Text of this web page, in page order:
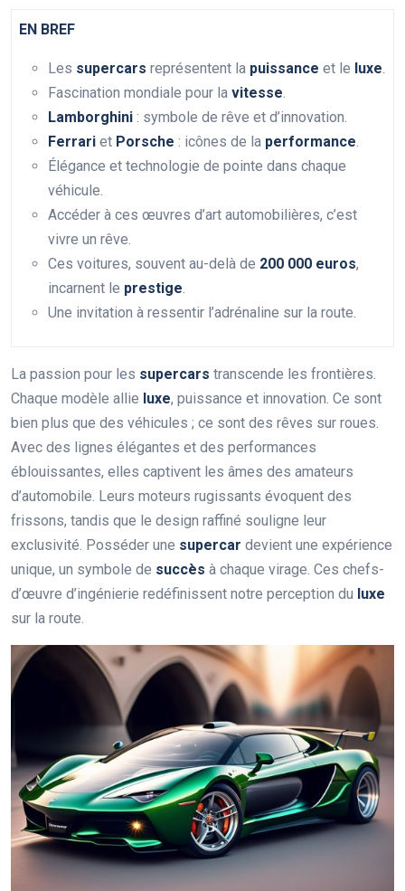
EN BREF
Les supercars représentent la puissance et le luxe.
Fascination mondiale pour la vitesse.
Lamborghini : symbole de rêve et d’innovation.
Ferrari et Porsche : icônes de la performance.
Élégance et technologie de pointe dans chaque
véhicule.
Accéder à ces œuvres d’art automobilières, c’est
vivre un rêve.
Ces voitures, souvent au-delà de 200 000 euros,
incarnent le prestige.
Une invitation à ressentir l’adrénaline sur la route.
La passion pour les supercars transcende les frontières.
Chaque modèle allie luxe, puissance et innovation. Ce sont
bien plus que des véhicules ; ce sont des rêves sur roues.
Avec des lignes élégantes et des performances
éblouissantes, elles captivent les âmes des amateurs
d’automobile. Leurs moteurs rugissants évoquent des
frissons, tandis que le design raffiné souligne leur
exclusivité. Posséder une supercar devient une expérience
unique, un symbole de succès à chaque virage. Ces chefs-
d’œuvre d’ingénierie redéfinissent notre perception du luxe
sur la route.